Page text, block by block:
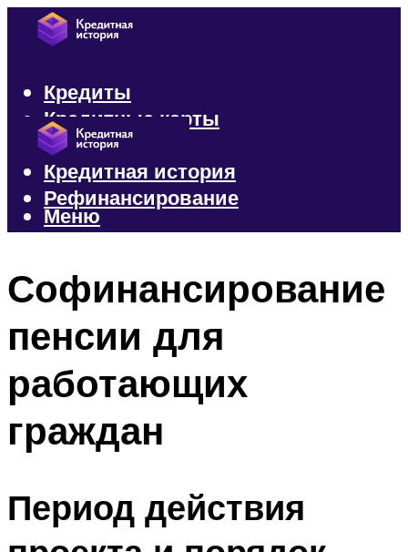
Кредиты
Кредитные карты
Микрозаймы
Кредитная история
Рефинансирование
Меню
Софинансирование
пенсии для
работающих
граждан
Период действия